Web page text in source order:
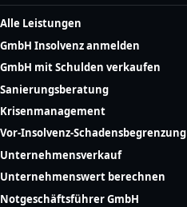
Alle Leistungen
GmbH Insolvenz anmelden
GmbH mit Schulden verkaufen
Sanierungsberatung
Krisenmanagement
Vor-Insolvenz-Schadensbegrenzung
Unternehmensverkauf
Unternehmenswert berechnen
Notgeschäftsführer GmbH